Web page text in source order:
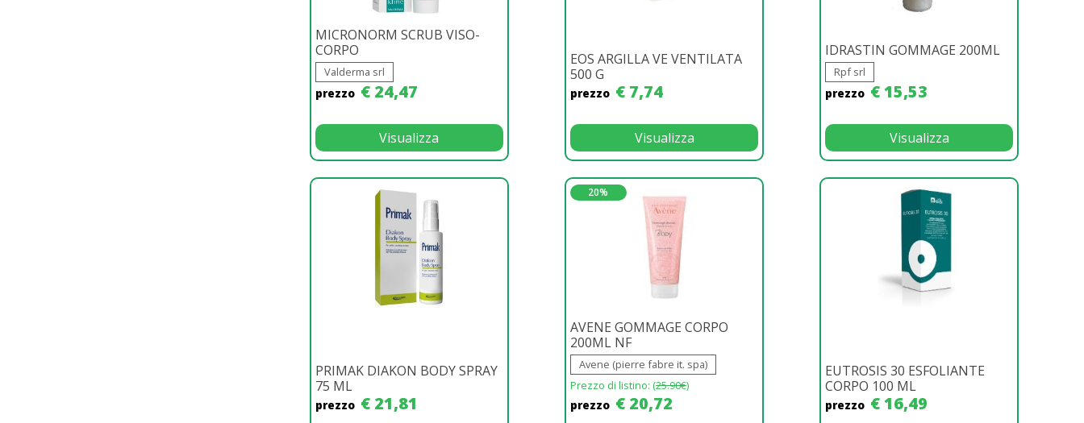
MICRONORM SCRUB VISO-
CORPO
Valderma srl
prezzo € 24,47
Visualizza
EOS ARGILLA VE VENTILATA
500 G
prezzo € 7,74
Visualizza
IDRASTIN GOMMAGE 200ML
Rpf srl
prezzo € 15,53
Visualizza
PRIMAK DIAKON BODY SPRAY
75 ML
prezzo € 21,81
20%
AVENE GOMMAGE CORPO
200ML NF
Avene (pierre fabre it. spa)
Prezzo di listino: (25.90€)
prezzo € 20,72
EUTROSIS 30 ESFOLIANTE
CORPO 100 ML
prezzo € 16,49